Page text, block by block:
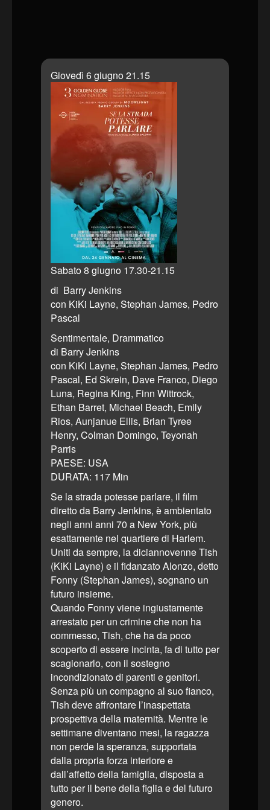
Giovedì 6 giugno 21.15
Sabato 8 giugno 17.30-21.15
di Barry Jenkins
con KiKi Layne, Stephan James, Pedro
Pascal
Sentimentale, Drammatico
di Barry Jenkins
con KiKi Layne, Stephan James, Pedro
Pascal, Ed Skrein, Dave Franco, Diego
Luna, Regina King, Finn Wittrock,
Ethan Barret, Michael Beach, Emily
Rios, Aunjanue Ellis, Brian Tyree
Henry, Colman Domingo, Teyonah
Parris
PAESE: USA
DURATA: 117 Min
Se la strada potesse parlare, il film
diretto da Barry Jenkins, è ambientato
negli anni anni 70 a New York, più
esattamente nel quartiere di Harlem.
Uniti da sempre, la diciannovenne Tish
(KiKi Layne) e il fidanzato Alonzo, detto
Fonny (Stephan James), sognano un
futuro insieme.
Quando Fonny viene ingiustamente
arrestato per un crimine che non ha
commesso, Tish, che ha da poco
scoperto di essere incinta, fa di tutto per
scagionarlo, con il sostegno
incondizionato di parenti e genitori.
Senza più un compagno al suo fianco,
Tish deve affrontare l’inaspettata
prospettiva della maternità. Mentre le
settimane diventano mesi, la ragazza
non perde la speranza, supportata
dalla propria forza interiore e
dall’affetto della famiglia, disposta a
tutto per il bene della figlia e del futuro
genero.